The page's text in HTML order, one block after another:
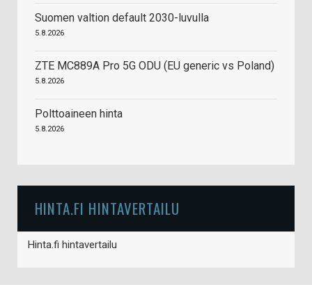
Suomen valtion default 2030-luvulla
5.8.2026
ZTE MC889A Pro 5G ODU (EU generic vs Poland)
5.8.2026
Polttoaineen hinta
5.8.2026
HINTA.FI HINTAVERTAILU
Hinta.fi hintavertailu